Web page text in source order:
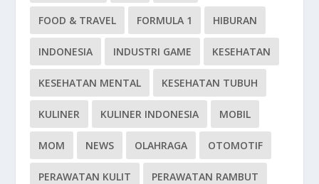
FOOD & TRAVEL FORMULA 1 HIBURAN
INDONESIA INDUSTRI GAME KESEHATAN
KESEHATAN MENTAL KESEHATAN TUBUH
KULINER KULINER INDONESIA MOBIL
MOM NEWS OLAHRAGA OTOMOTIF
PERAWATAN KULIT PERAWATAN RAMBUT